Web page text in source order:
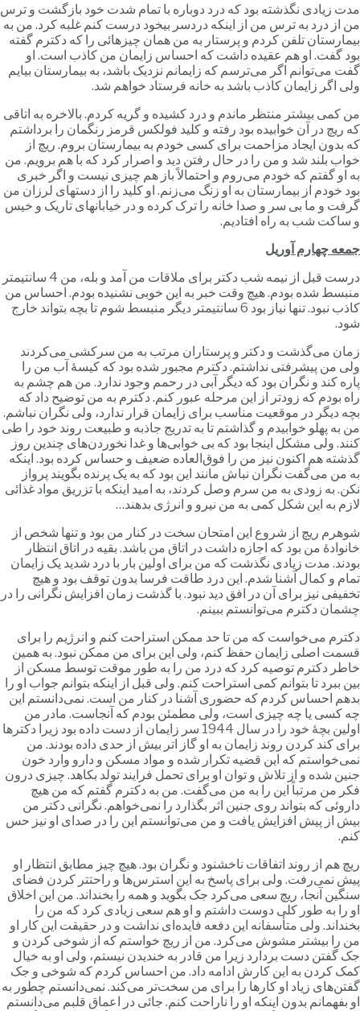
زیادی نگذشته بود که درد دوباره با تمام شدت خود بازگشت و ترس
از درد به ترس من از اینکه دردسر بیخود درست کنم غلبه کرد. من به
تلفن کردم و پرستار به من همان چیزهائی را که دکترم گفته
گفت. او هم عقیده داشت که احساس زایمان من کاذب است. او
می‌توانم اگر می‌ترسم که زایمانم نزدیک باشد، به بیمارستان بیایم
اگر زایمان کاذب باشد به خانه فرستاد خواهم شد.
کمی بیشتر منتظر ماندم و درد کشیده و گریه کردم. بالاخره به اتاقی
ریچ در آن خوابیده بود رفته و کلید فولکس قرمز رنگمان را برداشتم
بدون ایجاد مزاحمت برای کسی خودم به بیمارستان بروم. ریچ از
بلند شد و من را در حال رفتن دید و اصرار کرد که با هم برویم. من
او گفتم که خودم می‌روم و احتمالاً باز هم چیزی نیست و اگر خبری
خودم از بیمارستان به او زنگ می‌زنم. او کلید را از دستهای لرزان من
و ما بی سر و صدا خانه را ترک کرده و در خیابانهای تاریک و خیس
ساکت شب به راه افتادیم.
چهارم آوریل
درست قبل از نیمه شب دکتر برای ملاقات من آمد و بله، من 4 سانتیمتر
شده بودم. هیچ وقت خبر به این خوبی نشنیده بودم. احساس من
کاذب نبود. تنها نیاز بود 6 سانتیمتر دیگر منبسط شوم تا بچه بتواند خارج
می‌گذشت و دکتر و پرستاران مرتب به من سرکشی می‌کردند
من پیشرفتی نداشتم. دکترم مجبور شده بود که کیسۀ آب من را
کند و نگران بود که دیگر آبی در رحمم وجود ندارد. من هم چشم به
بودم که زودتر از این مرحله عبور کنم. دکترم به من توضیح داد که
دیگر در موقعیت مناسب برای زایمان قرار ندارد، ولی نگران نباشم.
به پهلو خوابیدم و گذاشتم تا به تدریج جاذبه و طبیعت روند خود را طی
ولی مشکل اینجا بود که بی خوابی‌ها و غدا نخوردن‌های چندین روز
هم اکنون نیز من را فوق‌العاده ضعیف و حساس کرده بود. اینکه
من می‌گفت نگران نباش مانند این بود که به یک پرنده بگویند پرواز
به زودی به من سرم وصل کردند، به امید اینکه با تزریق مواد غذائی
به این شکل کمی به من نیرو و انرژی بدهند…
ریچ از شروع این امتحان سخت در کنار من بود و تنها شخص از
من بود که اجازه داشت در اتاق من باشد. بقیه در اتاق انتظار
مدت زیادی نگذشت که من برای اولین بار با درد شدید یک زایمان
و کمال آشنا شدم. این درد طاقت فرسا بدون توقف بود و هیچ
نیز برای آن در افق دید نبود. با گذشت زمان افزایش نگرانی را در
دکترم می‌توانستم ببینم.
می‌خواست که من تا حد ممکن استراحت کنم و انرژیم را برای
اصلی زایمان حفظ کنم، ولی این برای من ممکن نبود. به همین
دکترم توصیه کرد که درد من را به طور موقت توسط مسکن از
ببرد تا بتوانم کمی استراحت کنم. ولی قبل از اینکه بتوانم جواب او را
احساس کردم که حضوری آشنا در کنار من است. نمی‌دانستم این
کسی یا چه چیزی است، ولی مطمئن بودم که آنجاست. مادر من
اولین بچۀ خود را در سال 1944 سر زایمان از دست داده بود زیرا دکترها
کند کردن روند زایمان به او گاز اتر بیش از حدی داده بودند. من
که این قضیه تکرار شده و مواد مسکن و دارو وارد خون
شده و از تلاش و توان او برای تحمل فرایند تولد بکاهد. چیزی درون
من مرتباً این را به من می‌گفت. من به دکترم گفتم که من هیچ
که بتواند روی جنین اثر بگذارد را نمی‌خواهم. نگرانی دکتر من
از پیش افزایش یافت و من می‌توانستم این را در صدای او نیز حس
هم از روند اتفاقات ناخشنود و نگران بود. هیچ چیز مطابق انتظار او
نمی‌رفت. ولی برای پاسخ به این استرس‌ها و راحتتر کردن فضای
آنجا، ریچ سعی می‌کرد جک بگوید و همه را بخنداند. من این اخلاق
را به طور کلی دوست داشتم و او هم سعی زیادی کرد که من را
ولی متأسفانه این دفعه فایده‌ای نداشت و در حقیقت این کار او
را بیشتر مشوش می‌کرد. من از ریچ خواستم که از شوخی کردن و
گفتن دست بردارد زیرا من قادر به خندیدن نیستم، ولی او به خیال
کردن به این کارش ادامه داد. من احساس کردم که شوخی و جک
زیاد او کارها را برای من سخت‌تر می‌کند. نمی‌دانستم چطور به
بفهمانم بدون اینکه او را ناراحت کنم. جائی در اعماق قلبم می‌دانستم